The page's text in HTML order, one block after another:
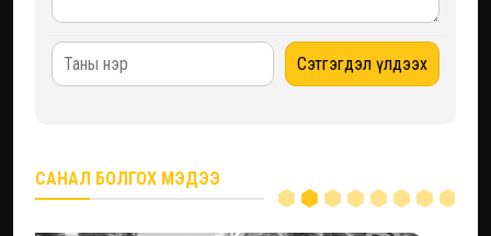
САНАЛ БОЛГОХ МЭДЭЭ